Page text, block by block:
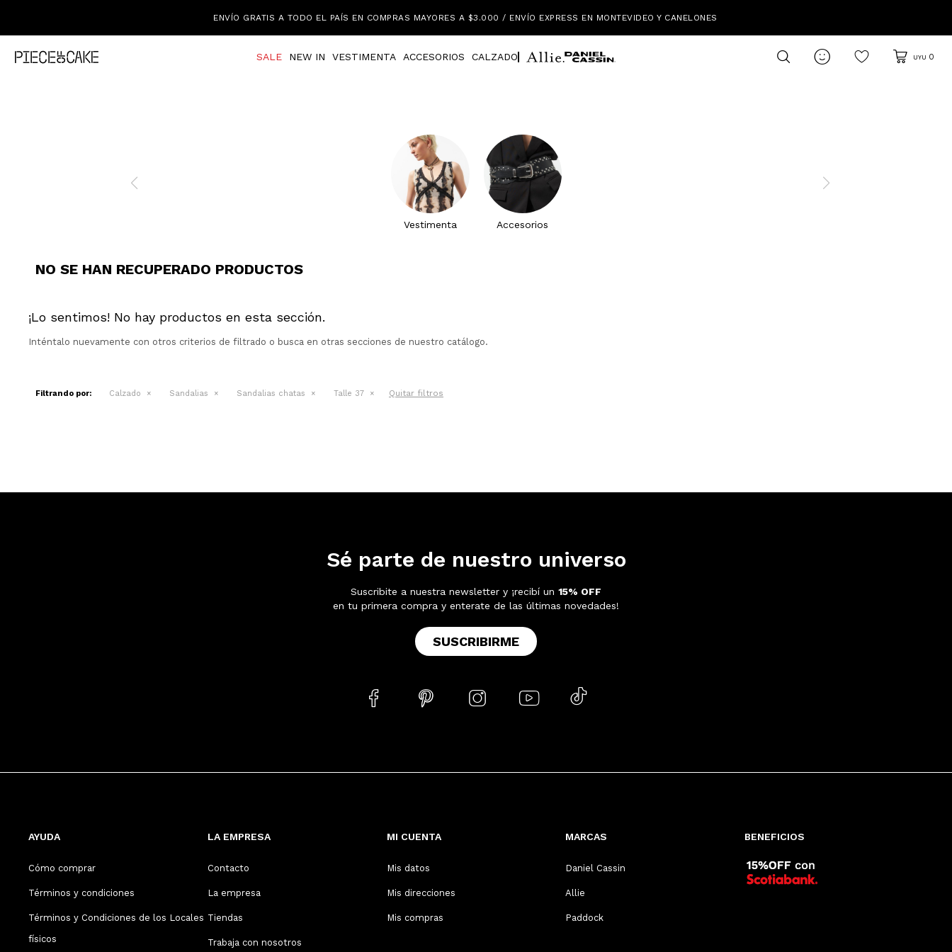
ENVÍO GRATIS A TODO EL PAÍS EN COMPRAS MAYORES A $3.000 / ENVÍO EXPRESS EN MONTEVIDEO Y CANELONES
SALE NEW IN VESTIMENTA ACCESORIOS CALZADO  UYU 0
Vestimenta Accesorios
NO SE HAN RECUPERADO PRODUCTOS
¡Lo sentimos! No hay productos en esta sección.
Inténtalo nuevamente con otros criterios de filtrado o busca en otras secciones de nuestro catálogo.
Filtrando por: Calzado Sandalias Sandalias chatas Talle 37 Quitar filtros
AYUDA
Cómo comprar
Términos y condiciones
Términos y Condiciones de los Locales
físicos
LA EMPRESA
Contacto
La empresa
Tiendas
Trabaja con nosotros
MI CUENTA
Mis datos
Mis direcciones
Mis compras
MARCAS
Daniel Cassin
Allie
Paddock
BENEFICIOS
Sé parte de nuestro universo
Suscribite a nuestra newsletter y ¡recibí un 15% OFF
en tu primera compra y enterate de las últimas novedades!
SUSCRIBIRME
    